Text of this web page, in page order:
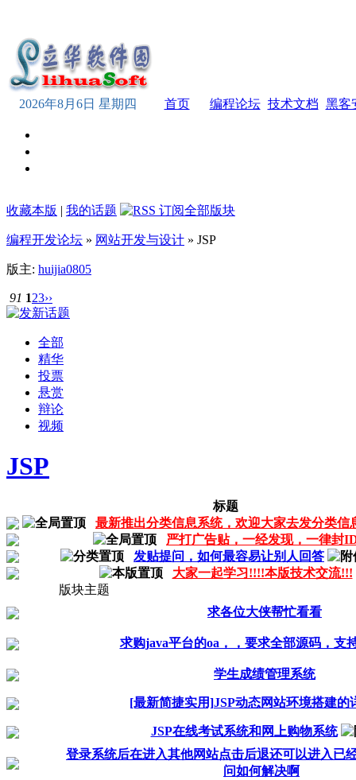
2026年8月6日 星期四 首页 编程论坛 技术文档 黑客
收藏本版 | 我的话题
编程开发论坛 » 网站开发与设计 » JSP
版主: huijia0805
91 123››
全部
精华
投票
悬赏
辩论
视频
JSP
标题
最新推出分类信息系统，欢迎大家去发分类信
严打广告贴，一经发现，一律封
发贴提问，如何最容易让别人回答
大家一起学习!!!!本版技术交流!!!
版块主题
求各位大侠帮忙看看
求购java平台的oa，，要求全部源码，支
学生成绩管理系统
[最新简捷实用]JSP动态网站环境搭建的
JSP在线考试系统和网上购物系统
登录系统后在进入其他网站点击后退还可以进入已
问如何解决啊